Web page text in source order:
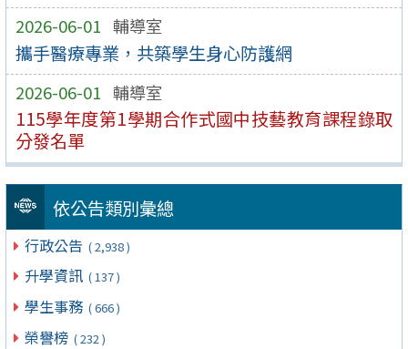
2026-06-01 輔導室
攜手醫療專業，共築學生身心防護網
2026-06-01 輔導室
115學年度第1學期合作式國中技藝教育課程錄取
分發名單
依公告類別彙總
行政公告 ( 2,938 )
升學資訊 ( 137 )
學生事務 ( 666 )
榮譽榜 ( 232 )